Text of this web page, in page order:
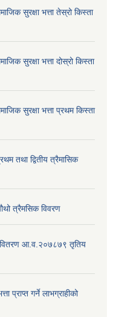
सुरक्षा भत्ता तेस्रो किस्ता
सुरक्षा भत्ता दोस्रो किस्ता
सुरक्षा भत्ता प्रथम किस्ता
तथा द्वितीय त्रैमासिक
त्रैमसिक विवरण
वितरण आ.व.२०७८७९ तृतिय
प्राप्त गर्ने लाभग्राहीको